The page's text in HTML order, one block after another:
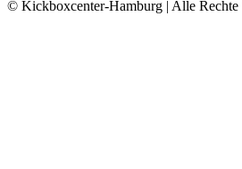
© Kickboxcenter-Hamburg | Alle Rechte